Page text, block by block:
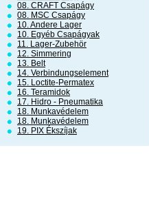
08. CRAFT Csapágy
08. MSC Csapágy
10. Andere Lager
10. Egyéb Csapágyak
11. Lager-Zubehör
12. Simmering
13. Belt
14. Verbindungselement
15. Loctite-Permatex
16. Teramidok
17. Hidro - Pneumatika
18. Munkavédelem
18. Munkavédelem
19. PIX Ékszíjak